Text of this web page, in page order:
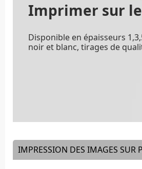
Imprimer sur
Disponible en épaisseurs
noir et blanc, tirages de
IMPRESSION DES IMAGES SUR